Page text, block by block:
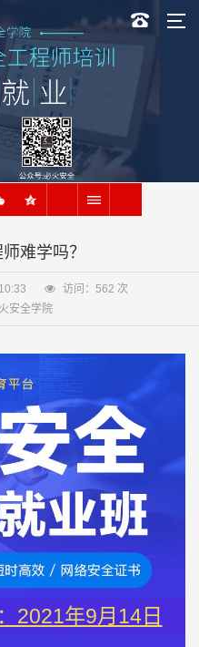
难学吗？
访问： 562 次
安全学院
2021年9月14日